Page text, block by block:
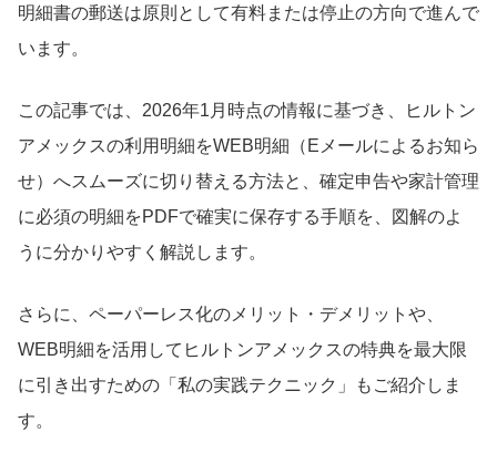
明細書の郵送は原則として有料または停止の方向で進んで
います。
この記事では、2026年1月時点の情報に基づき、ヒルトン
アメックスの利用明細をWEB明細（Eメールによるお知ら
せ）へスムーズに切り替える方法と、確定申告や家計管理
に必須の明細をPDFで確実に保存する手順を、図解のよ
うに分かりやすく解説します。
さらに、ペーパーレス化のメリット・デメリットや、
WEB明細を活用してヒルトンアメックスの特典を最大限
に引き出すための「私の実践テクニック」もご紹介しま
す。